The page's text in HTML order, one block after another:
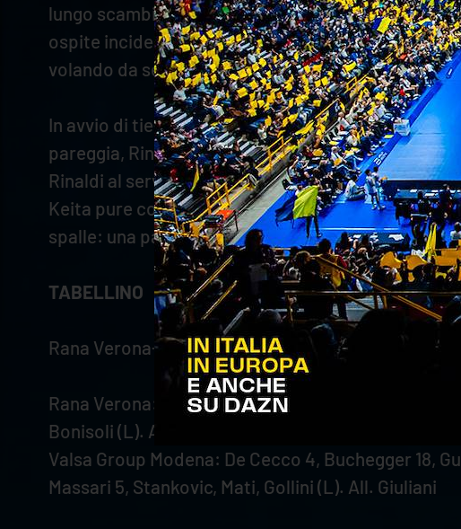
lungo scambio il mani-out di Rinaldi manda i
ospite incide dai nove metri, con De Cecco che
volando da seconda linea. Anzani regala la set ball
In avvio di tie-break, Spirito alza la voce a muro,
pareggia, Rinaldi sorpassa, ma Dzavoronok
Rinaldi al servizio (3-6). Keita riduce il gap, ma gli
Keita pure con due colpi dei suoi (11-12). Lungo
spalle: una parallela e un ace valgono il 12-14.
TABELLINO
Rana Verona-Valsa Group Modena 2–3 (25-22; 18-
Rana Verona: Abaev, Jensen, Keita 31,
Bonisoli (L). All. Stoytchev
Valsa Group Modena: De Cecco 4, Buchegger 18,
Massari 5, Stankovic, Mati, Gollini (L). All. Giuliani